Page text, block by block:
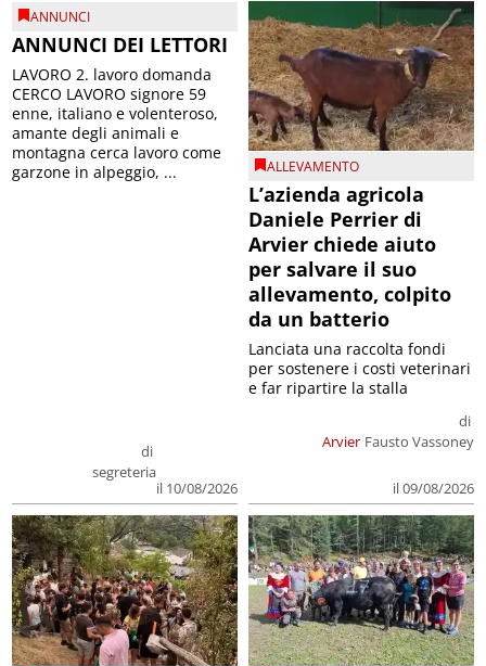
ANNUNCI
ANNUNCI DEI LETTORI
di
segreteria
il 10/08/2026
LAVORO 2. lavoro domanda
CERCO LAVORO signore 59
enne, italiano e volenteroso,
amante degli animali e
montagna cerca lavoro come
garzone in alpeggio, ...
ALLEVAMENTO
L’azienda agricola
Daniele Perrier di
Arvier chiede aiuto
per salvare il suo
allevamento, colpito
da un batterio
Arvier
di
Fausto Vassoney
il 09/08/2026
Lanciata una raccolta fondi
per sostenere i costi veterinari
e far ripartire la stalla